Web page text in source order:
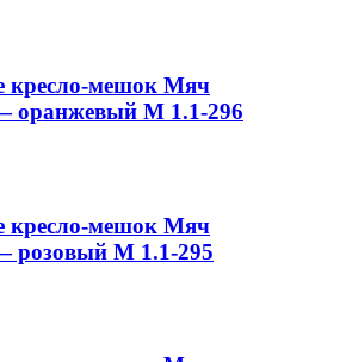
кресло-мешок Мяч
оранжевый М 1.1-296
кресло-мешок Мяч
розовый М 1.1-295